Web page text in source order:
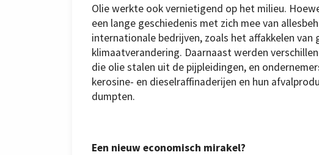
Olie werkte ook vernietigend op het milieu.
een lange geschiedenis met zich mee van
internationale bedrijven, zoals het affakkelen
klimaatverandering. Daarnaast werden
die olie stalen uit de pijpleidingen, en
kerosine- en dieselraffinaderijen en hun
dumpten.
een
klas
van
de
Wuro
Fulbe
Nomadic
School
in
het
Kachia
Graas-
reservaat
in
Een nieuw economisch mirakel?